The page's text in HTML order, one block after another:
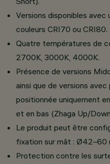
Versions disponibles avec
couleurs CRI70 ou CRI80.
Quatre températures de
2700K, 3000K, 4000K.
Présence de versions
ainsi que de versions
positionnée uniquement
et en bas (Zhaga Up/
Le produit peut être
fixation sur mât : Ø42–60
Protection contre les